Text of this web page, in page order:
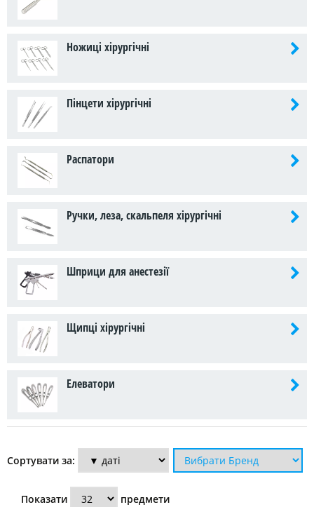
Ножиці хірургічні
Пінцети хірургічні
Распатори
Ручки, леза, скальпеля хірургічні
Шприци для анестезії
Щипці хірургічні
Елеватори
Сортувати за:
Показати предмети